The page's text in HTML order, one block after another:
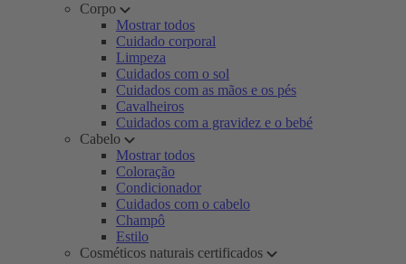
Corpo
Mostrar todos
Cuidado corporal
Limpeza
Cuidados com o sol
Cuidados com as mãos e os pés
Cavalheiros
Cuidados com a gravidez e o bebé
Cabelo
Mostrar todos
Coloração
Condicionador
Cuidados com o cabelo
Champô
Estilo
Cosméticos naturais certificados